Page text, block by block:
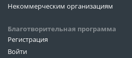
Некоммерческим организациям
Благотворительная программа
Регистрация
Войти